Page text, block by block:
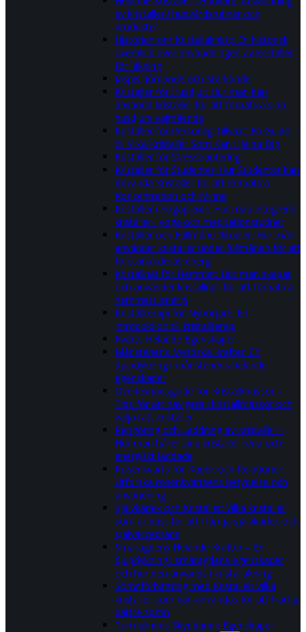
av kristaller i hudvårdsrutiner och
produkter
Historien om Kristalläkning: En historisk
överblick över användningen av kristaller
för läkning
Jaspis: Jordande och Stärkande
Kristaller för Husdjur: Hur man kan
använda kristaller för att förbättra sina
husdjurs välmående
Kristaller för Personlig Tillväxt: En Guide
till Vilka Kristaller Som Kan Hjälpa Dig
Kristaller för Stresshantering
Kristaller för Studenter: Hur Studenter kan
Använda Kristaller för att Förbättra
Koncentration och Minne
Kristaller i Yogapraxis: Hur man integrerar
kristaller i yoga och meditationsrutiner
Kristaller och Fullmåne Ritualer: Hur man
använder kristaller under fullmånen för att
förstärka deras energi
Kristallnät för Hemmet: Hur man skapar
och använder kristallnät för att förbättra
hemmets energi
Kristallterapi för Nybörjare: En
introduktion till kristallterapi
Kvarts Helande Egenskaper
Månstenens Mystiska Krafter: En
djupdykning i månstenens helande
egenskaper
Överlevnadsguide för Kristallmässor –
Tips för att navigera i kristallmässor och
välja rätt kristaller
Rengöring och Laddning av Kristaller –
Hur man håller sina kristaller rena och
energiskt laddade
Rosenkvarts för Kärlek och Relationer:
Utforska rosenkvartsens betydelse och
användning
Självkärlek och Kristaller: Vilka kristaller
som är bäst för att främja självkärlek och
självacceptans
Smaragdens Helande Krafter – En
djupdykning i smaragdens egenskaper
och hur den används i kristalläkning
Sömnförbättring med Kristaller: Vilka
kristaller som kan användas för att främja
bättre sömn
Turmalinens Skyddande Egenskaper